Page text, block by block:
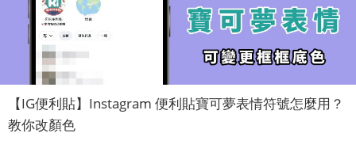
【IG便利貼】Instagram 便利貼寶可夢表情符號怎麼用？
教你改顏色